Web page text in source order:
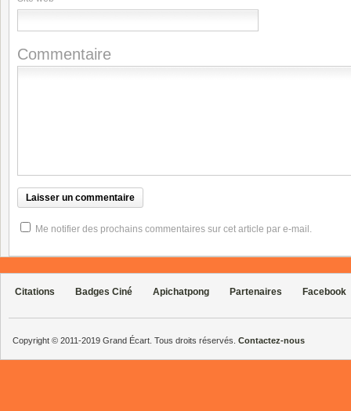
Commentaire
Me notifier des prochains commentaires sur cet article par e-mail.
Citations Badges Ciné Apichatpong Partenaires Facebook
Copyright © 2011-2019 Grand Écart. Tous droits réservés. Contactez-nous